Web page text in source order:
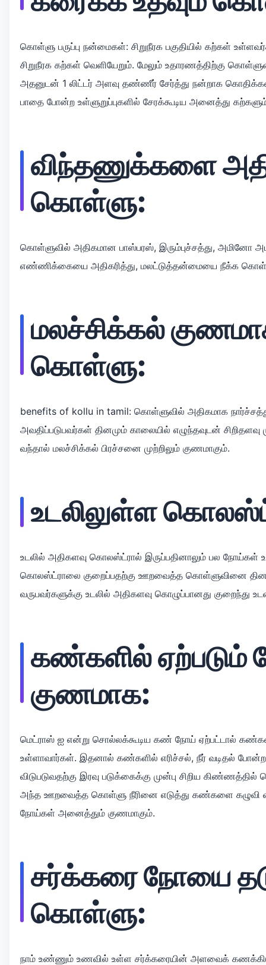
கொள்ளு பருப்பு நன்மைகள்: சிறுநீரக பகுதியில் கற்கள்
சிறுநீரக கற்கள் வெளியேறும். மேலும் உதாரணத்திற்கு
அதனுடன் 1 லிட்டர் அளவு தண்ணீர் சேர்த்து நன்றாக
பாதை போன்ற உள்ளுறுப்புகளில் சேரக்கூடிய அனைத்து
விந்தணுக்களை
கொள்ளு:
கொள்ளுவில் அதிகமான பாஸ்பரஸ், இரும்புச்சத்து,
எண்ணிக்கையை அதிகரித்து, மலட்டுத்தன்மையை நீக்க
மலச்சிக்கல்
கொள்ளு:
benefits of kollu in tamil: கொள்ளுவில் அதிகமாக
அவதிப்படுபவர்கள் தினமும் காலையில் எழுந்தவுடன்
வந்தால் மலச்சிக்கல் பிரச்சனை முற்றிலும் குணமாகும்.
உடலிலுள்ள
உடலில் அதிகளவு கொலஸ்ட்ரால் இருப்பதினாலும் பல நோய்கள்
கொலஸ்ட்ராலை குறைப்பதற்கு ஊறவைத்த கொள்ளுவினை
வருபவர்களுக்கு உடலில் அதிகளவு கொழுப்பானது குறைந்து
கண்களில்
குணமாக:
மெட்ராஸ் ஐ என்று சொல்லக்கூடிய கண் நோய் ஏற்பட்டால்
உள்ளாவார்கள். இதனால் கண்களில் எரிச்சல், நீர் வடிதல் போன்ற
விடுபடுவதற்கு இரவு படுக்கைக்கு முன்பு சிறிய
அந்த ஊறவைத்த கொள்ளு நீரினை எடுத்து கண்களை கழுவி
நோய்கள் அனைத்தும் குணமாகும்.
சர்க்கரை நோயை
கொள்ளு:
நாம் உண்ணும் உணவில் உள்ள சர்க்கரையின் அளவைக்